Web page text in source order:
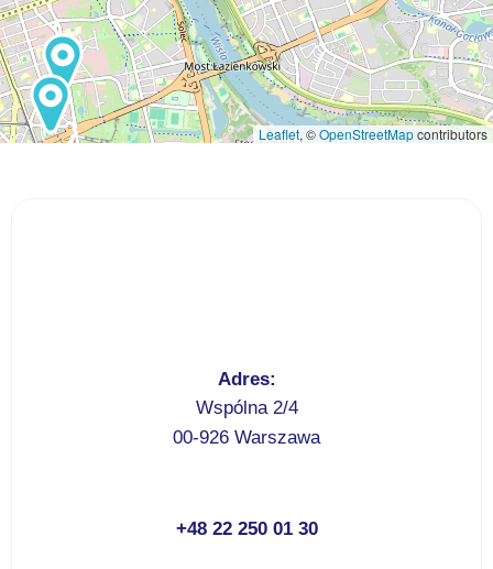
Leaflet, ©OpenStreetMapcontributors
Adres:
Wspólna 2/4
00-926 Warszawa
+48 22 250 01 30